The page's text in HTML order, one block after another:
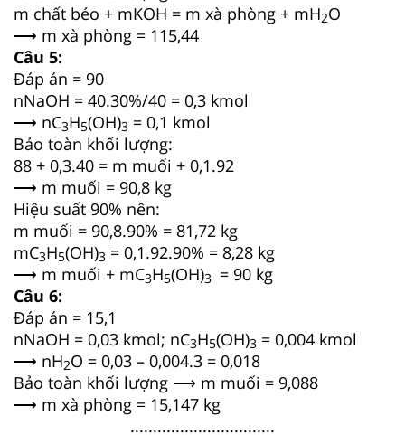
m chất béo + mKOH = m xà phòng + mH2O
⟶ m xà phòng = 115,44
Câu 5:
Đáp án = 90
nNaOH = 40.30%/40 = 0,3 kmol
⟶ nC3H5(OH)3 = 0,1 kmol
Bảo toàn khối lượng:
88 + 0,3.40 = m muối + 0,1.92
⟶ m muối = 90,8 kg
Hiệu suất 90% nên:
m muối = 90,8.90% = 81,72 kg
mC3H5(OH)3 = 0,1.92.90% = 8,28 kg
⟶ m muối + mC3H5(OH)3 = 90 kg
Câu 6:
Đáp án = 15,1
nNaOH = 0,03 kmol; nC3H5(OH)3 = 0,004 kmol
⟶ nH2O = 0,03 – 0,004.3 = 0,018
Bảo toàn khối lượng ⟶ m muối = 9,088
⟶ m xà phòng = 15,147 kg
................................